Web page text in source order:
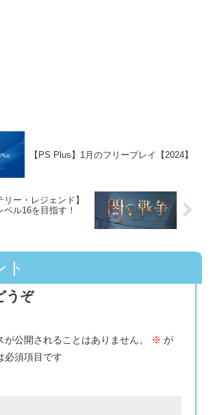
【PS Plus】1月のフリープレイ【2024】
リー・レジェンド】
ル16を目指す！
ト
うぞ
が公開されることはありません。 ※ が
必須項目です